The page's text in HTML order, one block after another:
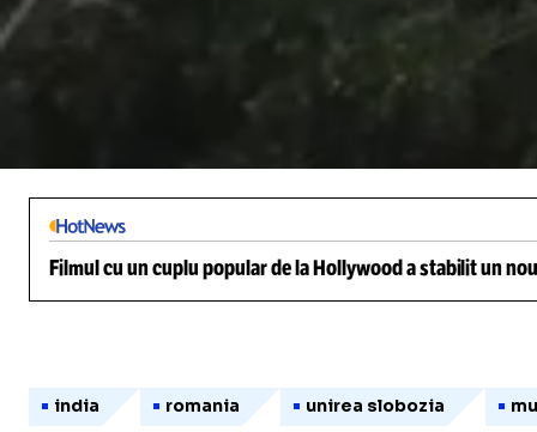
Filmul cu un cuplu popular de la Hollywood a stabilit un
india romania unirea slobozia